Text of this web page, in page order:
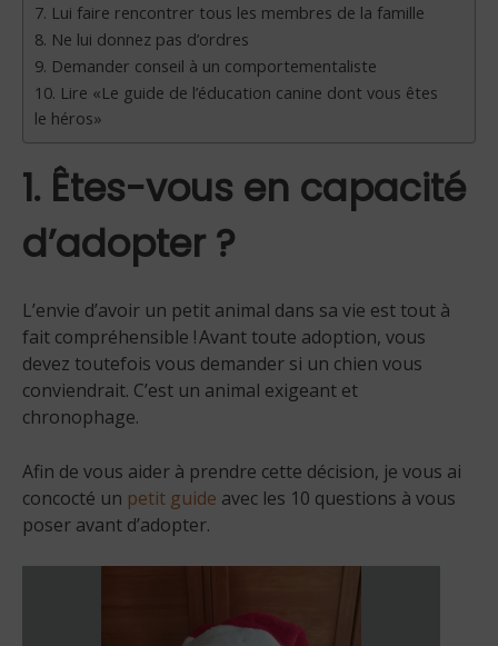
7. Lui faire rencontrer tous les membres de la famille
8. Ne lui donnez pas d’ordres
9. Demander conseil à un comportementaliste
10. Lire «Le guide de l’éducation canine dont vous êtes
le héros»
1. Êtes-vous en capacité
d’adopter ?
L’envie d’avoir un petit animal dans sa vie est tout à
fait compréhensible ! Avant toute adoption, vous
devez toutefois vous demander si un chien vous
conviendrait. C’est un animal exigeant et
chronophage.
Afin de vous aider à prendre cette décision, je vous ai
concocté un petit guide avec les 10 questions à vous
poser avant d’adopter.